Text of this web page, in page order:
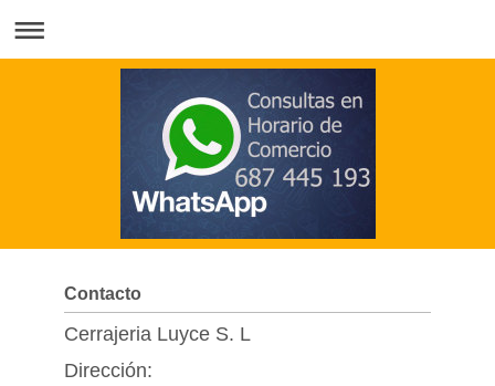
Contacto
Cerrajeria Luyce S. L
Dirección: